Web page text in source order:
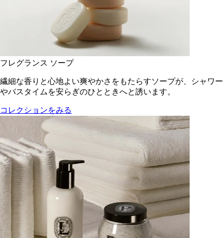
フレグランス ソープ
繊細な香りと心地よい爽やかさをもたらすソープが、シャワー
やバスタイムを安らぎのひとときへと誘います。
コレクションをみる